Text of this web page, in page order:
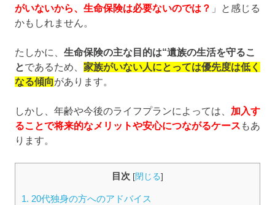
がいないから、生命保険は必要ないのでは？ 」と感じる
かもしれません。
たしかに、 生命保険の主な目的は“遺族の生活を守るこ
とであるため、 家族がいない人にとっては優先度は低く
なる傾向があります。
しかし、年齢や今後のライフプランによっては、 加入す
ることで将来的なメリットや安心につながるケース もあ
ります。
目次 [閉じる]
1. 20代独身の方へのアドバイス